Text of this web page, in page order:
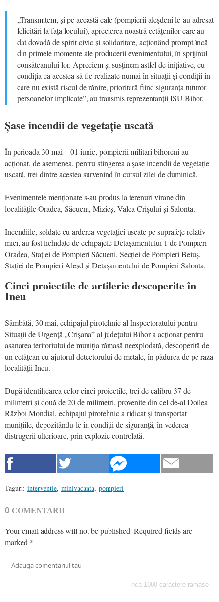
„Transmitem, și pe această cale (pompierii aleșdeni le-au adresat
felicitări la fața locului), aprecierea noastră cetățenilor care au
dat dovadă de spirit civic și solidaritate, acționând prompt încă
din primele momente ale producerii evenimentului, în sprijinul
consăteanului lor. Apreciem și susținem astfel de inițiative, cu
condiția ca acestea să fie realizate numai în situații și condiții în
care nu există riscul de rănire, prioritară fiind siguranța tuturor
persoanelor implicate”, au transmis reprezentanții ISU Bihor.
Șase incendii de vegetație uscată
În perioada 30 mai – 01 iunie, pompierii militari bihoreni au
acționat, de asemenea, pentru stingerea a șase incendii de vegetație
uscată, trei dintre acestea survenind în cursul zilei de duminică.
Evenimentele menționate s-au produs la terenuri virane din
localitățile Oradea, Săcueni, Mizieș, Valea Crișului și Salonta.
Incendiile, soldate cu arderea vegetației uscate pe suprafețe relativ
mici, au fost lichidate de echipajele Detașamentului 1 de Pompieri
Oradea, Stației de Pompieri Săcueni, Secției de Pompieri Beiuș,
Stației de Pompieri Aleșd și Detașamentului de Pompieri Salonta.
Cinci proiectile de artilerie descoperite în
Ineu
Sâmbătă, 30 mai, echipajul pirotehnic al Inspectoratului pentru
Situaţii de Urgenţă „Crişana” al judeţului Bihor a acționat pentru
asanarea teritoriului de muniţia rămasă neexplodată, descoperită de
un cetățean cu ajutorul detectorului de metale, în pădurea de pe raza
localității Ineu.
După identificarea celor cinci proiectile, trei de calibru 37 de
milimetri și două de 20 de milimetri, provenite din cel de-al Doilea
Război Mondial, echipajul pirotehnic a ridicat și transportat
munițiile, depozitându-le în condiții de siguranță, în vederea
distrugerii ulterioare, prin explozie controlată.
Taguri: interventie, minivacanta, pompieri
0 COMENTARII
Your email address will not be published. Required fields are
marked *
inca 1000 caractere ramase